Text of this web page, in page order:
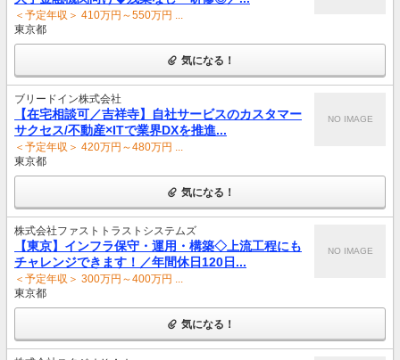
＜予定年収＞ 410万円～550万円 ...
東京都
気になる！
ブリードイン株式会社
【在宅相談可／吉祥寺】自社サービスのカスタマー
サクセス/不動産×ITで業界DXを推進...
＜予定年収＞ 420万円～480万円 ...
東京都
NO IMAGE
気になる！
株式会社ファストトラストシステムズ
【東京】インフラ保守・運用・構築◇上流工程にも
チャレンジできます！／年間休日120日...
＜予定年収＞ 300万円～400万円 ...
東京都
NO IMAGE
気になる！